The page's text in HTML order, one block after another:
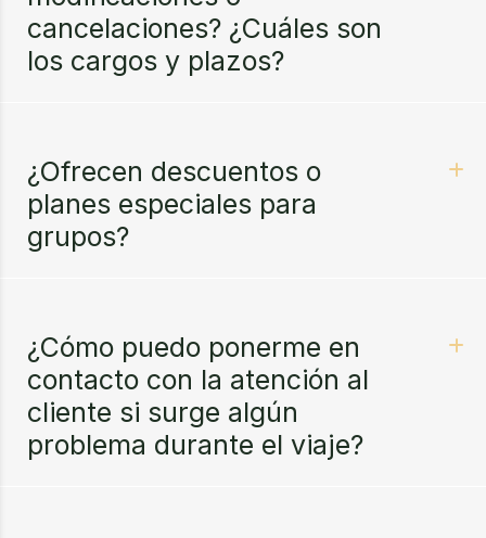
cancelaciones? ¿Cuáles son
los cargos y plazos?
¿Ofrecen descuentos o
planes especiales para
grupos?
¿Cómo puedo ponerme en
contacto con la atención al
cliente si surge algún
problema durante el viaje?